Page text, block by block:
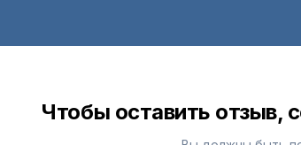
Чтобы оставить отзыв,